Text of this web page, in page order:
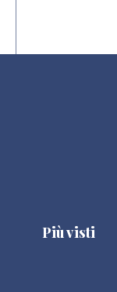
Più visti